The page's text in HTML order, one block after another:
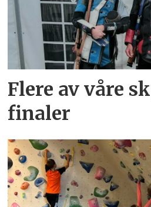
Flere av våre
finaler